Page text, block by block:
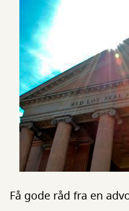
Få gode råd fra en